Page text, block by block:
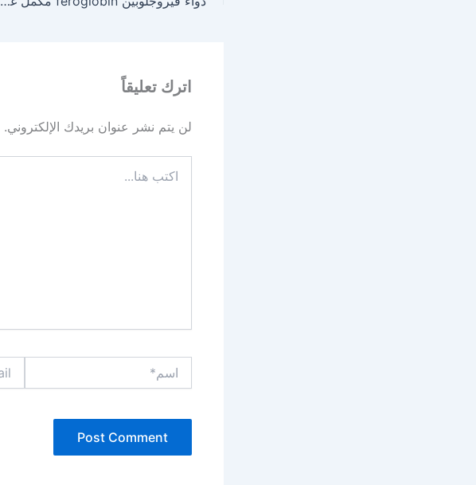
اترك تعليقاً
لن يتم نشر عنوان بريدك الإلكتروني.
هنا...